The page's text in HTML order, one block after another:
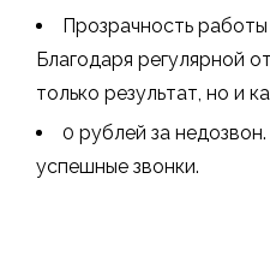
Прозрачность
Благодаря регулярной
только результат, но и
0 рублей за
успешные звонки.